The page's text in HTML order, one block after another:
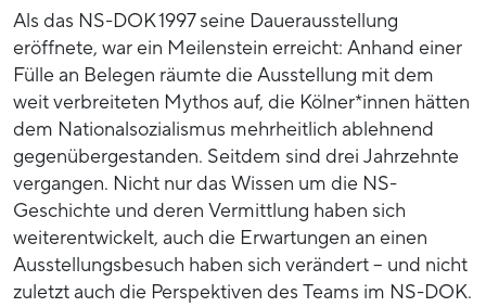
Als das NS-DOK 1997 seine Dauerausstellung
eröffnete, war ein Meilenstein erreicht: Anhand einer
Fülle an Belegen räumte die Ausstellung mit dem
weit verbreiteten Mythos auf, die Kölner*innen hätten
dem Nationalsozialismus mehrheitlich ablehnend
gegenübergestanden. Seitdem sind drei Jahrzehnte
vergangen. Nicht nur das Wissen um die NS-
Geschichte und deren Vermittlung haben sich
weiterentwickelt, auch die Erwartungen an einen
Ausstellungsbesuch haben sich verändert – und nicht
zuletzt auch die Perspektiven des Teams im NS-DOK.